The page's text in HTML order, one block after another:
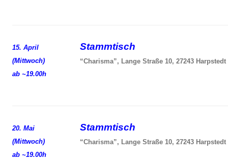
15. April
(Mittwoch)
ab ~19.00h
Stammtisch
“Charisma”, Lange Straße 10, 27243 Harpstedt
20. Mai
(Mittwoch)
ab ~19.00h
Stammtisch
“Charisma”, Lange Straße 10, 27243 Harpstedt